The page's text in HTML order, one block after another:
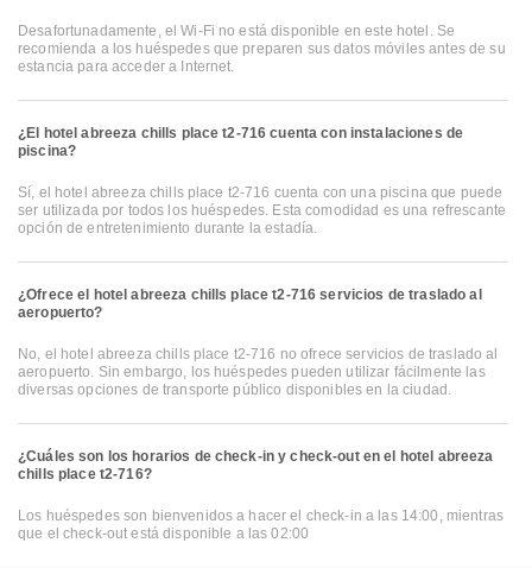
Desafortunadamente, el Wi-Fi no está disponible en este hotel. Se
recomienda a los huéspedes que preparen sus datos móviles antes de su
estancia para acceder a Internet.
¿El hotel abreeza chills place t2-716 cuenta con instalaciones de
piscina?
Sí, el hotel abreeza chills place t2-716 cuenta con una piscina que puede
ser utilizada por todos los huéspedes. Esta comodidad es una refrescante
opción de entretenimiento durante la estadía.
¿Ofrece el hotel abreeza chills place t2-716 servicios de traslado al
aeropuerto?
No, el hotel abreeza chills place t2-716 no ofrece servicios de traslado al
aeropuerto. Sin embargo, los huéspedes pueden utilizar fácilmente las
diversas opciones de transporte público disponibles en la ciudad.
¿Cuáles son los horarios de check-in y check-out en el hotel abreeza
chills place t2-716?
Los huéspedes son bienvenidos a hacer el check-in a las 14:00, mientras
que el check-out está disponible a las 02:00